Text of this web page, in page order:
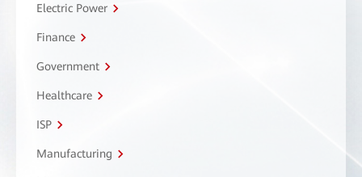
Electric Power
Finance
Government
Healthcare
ISP
Manufacturing